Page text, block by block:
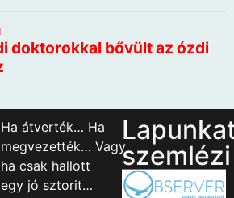
Ha átverték… Ha
megvezették… Vagy
ha csak hallott
egy jó sztorit…
szemlézi